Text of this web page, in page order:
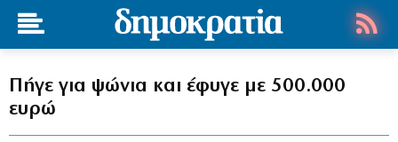
Πήγε για ψώνια και έφυγε με 500.000
ευρώ